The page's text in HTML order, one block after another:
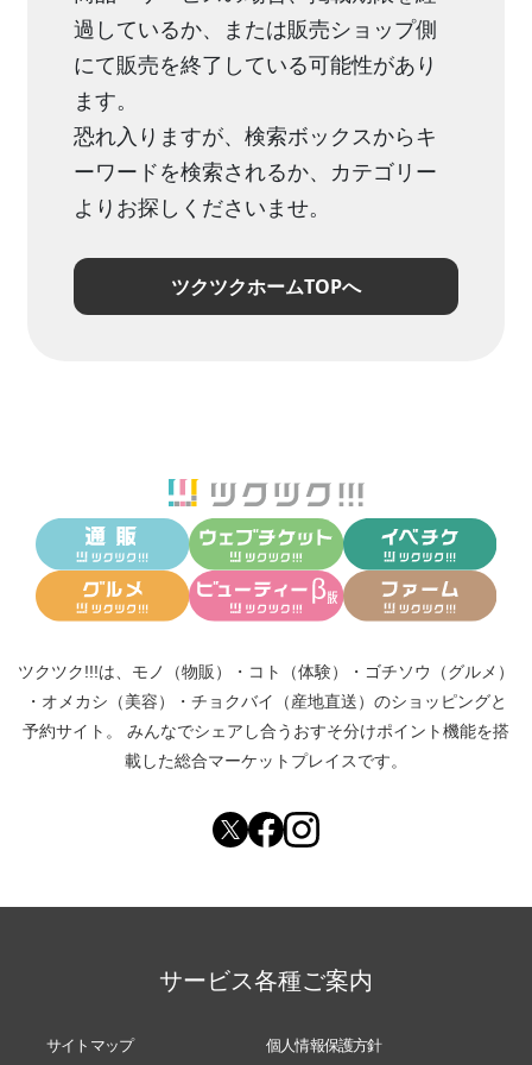
過しているか、または販売ショップ側
にて販売を終了している可能性があり
ます。
恐れ入りますが、検索ボックスからキ
ーワードを検索されるか、カテゴリー
よりお探しくださいませ。
ツクツクホームTOPへ
ツクツク!!!は、 モノ（物販） ・ コト（体験） ・ ゴチソウ（グルメ）
・ オメカシ（美容） ・ チョクバイ（産地直送） のショッピングと
予約サイト。
みんなでシェアし合う おすそ分けポイント機能を搭
載した総合マーケットプレイスです。
サービス各種ご案内
サイトマップ 個人情報保護方針